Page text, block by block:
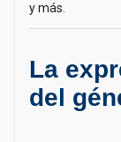
y más.
La
del